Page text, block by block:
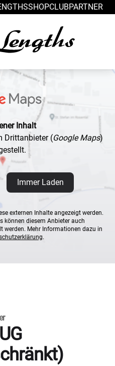
SHOPCLUBPARTNER
Inhalt
Drittanbieter (Google Maps)
Immer Laden
externen Inhalte angezeigt werden.
können diesem Anbieter auch
werden. Mehr Informationen dazu in
.